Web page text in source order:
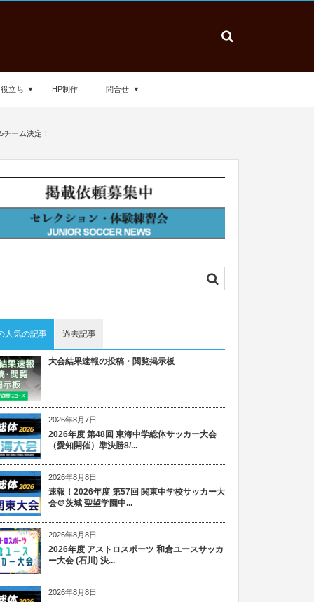
立ち HP制作 問合せ
ーム決定！
人気の記事 過去記事
大会結果速報の投稿・閲覧掲示板
2026年8月7日
2026年度 第48回 東海中学総体サッカー大会
（愛知開催）準決勝8/...
2026年8月8日
速報！2026年度 第57回 関東中学校サッカー大
会＠茨城 聖望学園中...
2026年8月8日
2026年度 アストロスポーツ 和倉ユースサッカ
ー大会 (石川) 決...
2026年8月8日